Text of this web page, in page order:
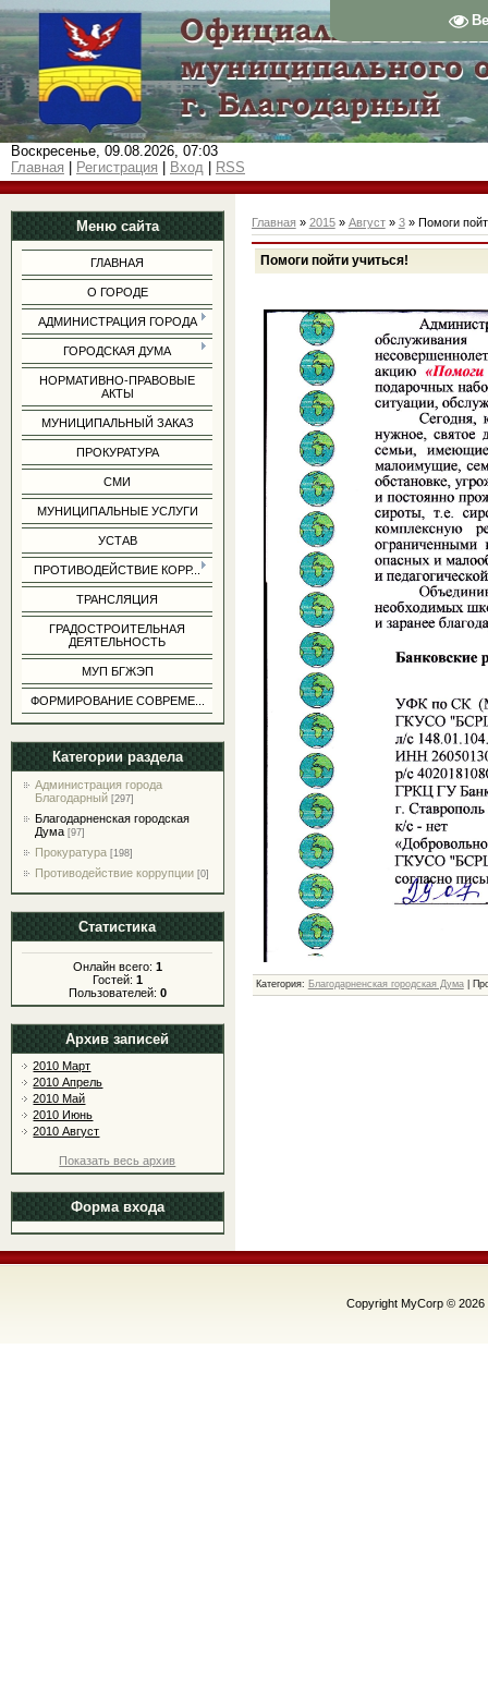
Воскресенье, 09.08.2026, 07:03
Главная
Регистрация Вход RSS
Меню сайта
ГЛАВНАЯ
О ГОРОДЕ
АДМИНИСТРАЦИЯ ГОРОДА
ГОРОДСКАЯ ДУМА
НОРМАТИВНО-ПРАВОВЫЕ
АКТЫ
МУНИЦИПАЛЬНЫЙ ЗАКАЗ
ПРОКУРАТУРА
СМИ
МУНИЦИПАЛЬНЫЕ УСЛУГИ
УСТАВ
ПРОТИВОДЕЙСТВИЕ КОРР...
ТРАНСЛЯЦИЯ
ГРАДОСТРОИТЕЛЬНАЯ
ДЕЯТЕЛЬНОСТЬ
МУП БГЖЭП
ФОРМИРОВАНИЕ СОВРЕМЕ...
Категории раздела
Администрация города
Благодарный [297]
Благодарненская городская
Дума [97]
Прокуратура [198]
Противодействие коррупции [0]
Статистика
Онлайн всего: 1
Гостей: 1
Пользователей: 0
Архив записей
2010 Март
2010 Апрель
2010 Май
2010 Июнь
2010 Август
Показать весь архив
Форма входа
Главная » 2015 » Август » 3» Помоги
Помоги пойти учиться!
Категория: Благодарненская городская Дума|
Copyright MyCorp © 2026